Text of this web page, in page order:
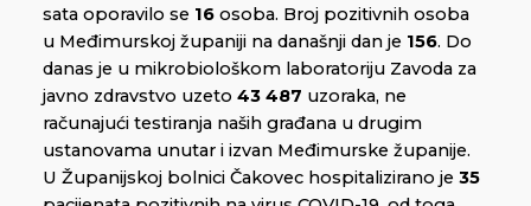
sata oporavilo se 16 osoba. Broj pozitivnih osoba
u Međimurskoj županiji na današnji dan je 156. Do
danas je u mikrobiološkom laboratoriju Zavoda za
javno zdravstvo uzeto 43 487 uzoraka, ne
računajući testiranja naših građana u drugim
ustanovama unutar i izvan Međimurske županije.
U Županijskoj bolnici Čakovec hospitalizirano je 35